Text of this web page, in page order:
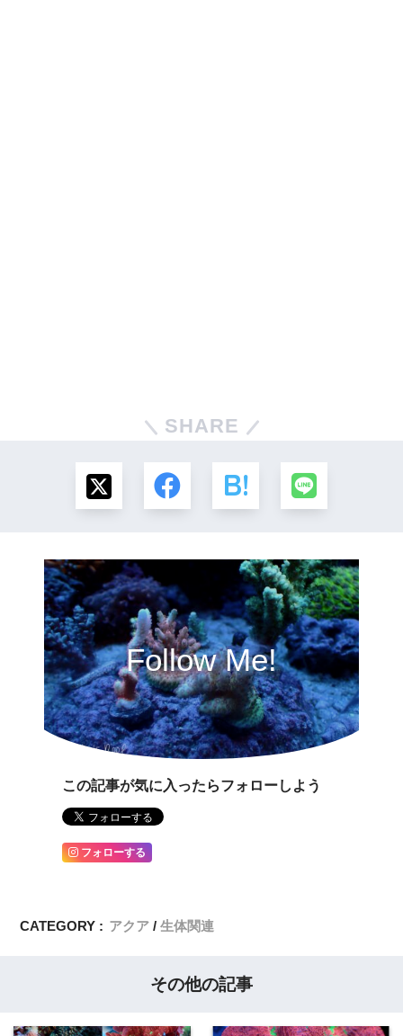
SHARE
Follow Me!
この記事が気に入ったらフォローしよう
フォローする
CATEGORY : アクア 生体関連
その他の記事